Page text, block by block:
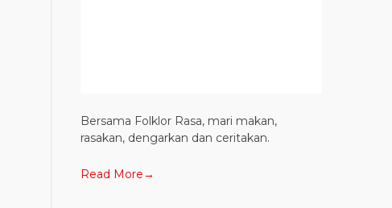
Bersama Folklor Rasa, mari makan,
rasakan, dengarkan dan ceritakan.
Read More→